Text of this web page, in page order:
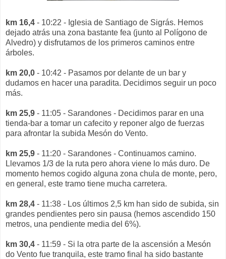
km 16,4 - 10:22 - Iglesia de Santiago de Sigrás. Hemos
dejado atrás una zona bastante fea (junto al Polígono de
Alvedro) y disfrutamos de los primeros caminos entre
árboles.
km 20,0 - 10:42 - Pasamos por delante de un bar y
dudamos en hacer una paradita. Decidimos seguir un poco
más.
km 25,9 - 11:05 - Sarandones - Decidimos parar en una
tienda-bar a tomar un cafecito y reponer algo de fuerzas
para afrontar la subida Mesón do Vento.
km 25,9 - 11:20 - Sarandones - Continuamos camino.
Llevamos 1/3 de la ruta pero ahora viene lo más duro. De
momento hemos cogido alguna zona chula de monte, pero,
en general, este tramo tiene mucha carretera.
km 28,4 - 11:38 - Los últimos 2,5 km han sido de subida, sin
grandes pendientes pero sin pausa (hemos ascendido 150
metros, una pendiente media del 6%).
km 30,4 - 11:59 - Si la otra parte de la ascensión a Mesón
do Vento fue tranquila, este tramo final ha sido bastante